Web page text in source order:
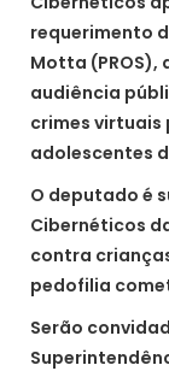
requerimento
Motta (PROS),
audiência
crimes
adolescentes
O deputado é
Cibernéticos
contra
pedofilia
Serão